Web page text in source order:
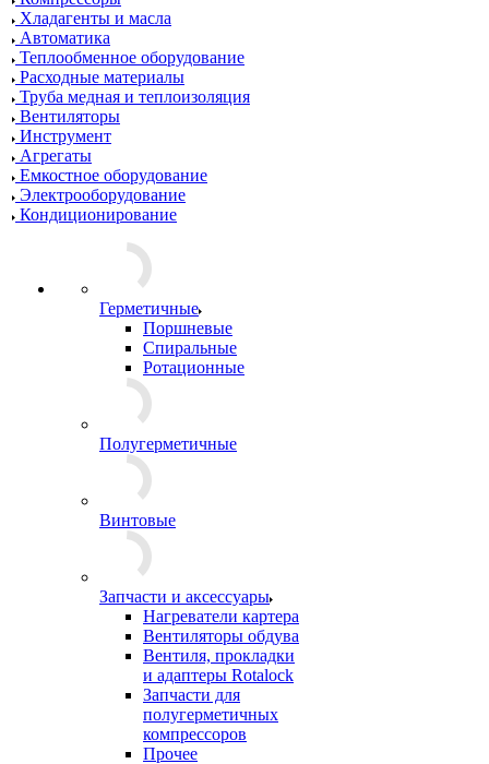
Хладагенты и масла
Автоматика
Теплообменное оборудование
Расходные материалы
Труба медная и теплоизоляция
Вентиляторы
Инструмент
Агрегаты
Емкостное оборудование
Электрооборудование
Кондиционирование
Герметичные
Поршневые
Спиральные
Ротационные
Полугерметичные
Винтовые
Запчасти и аксессуары
Нагреватели картера
Вентиляторы обдува
Вентиля, прокладки
и адаптеры Rotalock
Запчасти для
полугерметичных
компрессоров
Прочее